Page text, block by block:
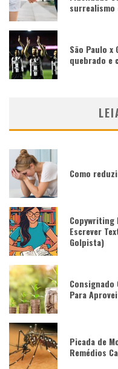
surrealismo
São Paulo x
quebrado e
Como
Copywriting
Escrever
Golpista)
Consignado
Para
Picada de
Remédios